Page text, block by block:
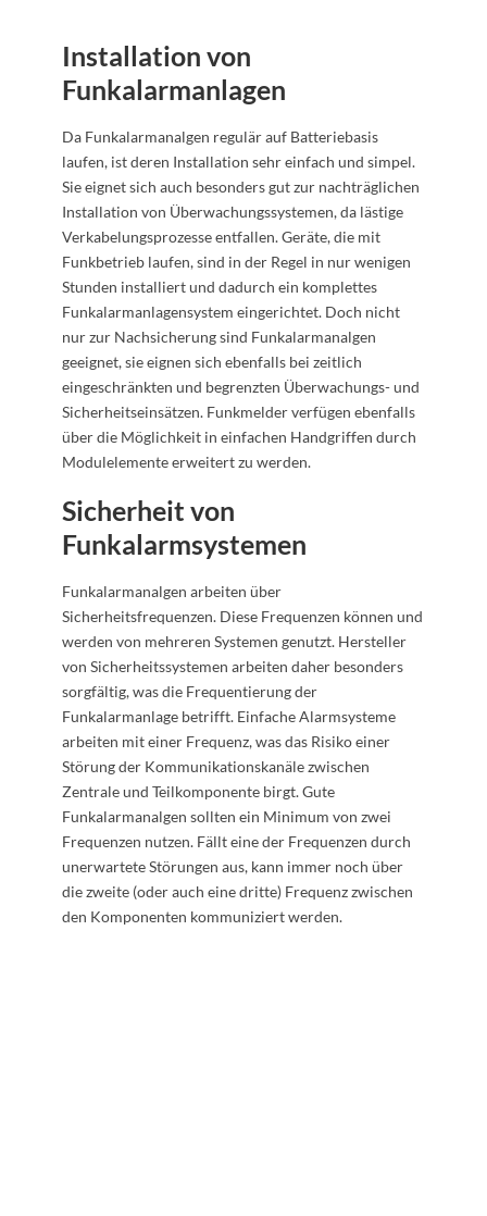
Installation von
Funkalarmanlagen
Da Funkalarmanalgen regulär auf Batteriebasis
laufen, ist deren Installation sehr einfach und simpel.
Sie eignet sich auch besonders gut zur nachträglichen
Installation von Überwachungssystemen, da lästige
Verkabelungsprozesse entfallen. Geräte, die mit
Funkbetrieb laufen, sind in der Regel in nur wenigen
Stunden installiert und dadurch ein komplettes
Funkalarmanlagensystem eingerichtet. Doch nicht
nur zur Nachsicherung sind Funkalarmanalgen
geeignet, sie eignen sich ebenfalls bei zeitlich
eingeschränkten und begrenzten Überwachungs- und
Sicherheitseinsätzen. Funkmelder verfügen ebenfalls
über die Möglichkeit in einfachen Handgriffen durch
Modulelemente erweitert zu werden.
Sicherheit von
Funkalarmsystemen
Funkalarmanalgen arbeiten über
Sicherheitsfrequenzen. Diese Frequenzen können und
werden von mehreren Systemen genutzt. Hersteller
von Sicherheitssystemen arbeiten daher besonders
sorgfältig, was die Frequentierung der
Funkalarmanlage betrifft. Einfache Alarmsysteme
arbeiten mit einer Frequenz, was das Risiko einer
Störung der Kommunikationskanäle zwischen
Zentrale und Teilkomponente birgt. Gute
Funkalarmanalgen sollten ein Minimum von zwei
Frequenzen nutzen. Fällt eine der Frequenzen durch
unerwartete Störungen aus, kann immer noch über
die zweite (oder auch eine dritte) Frequenz zwischen
den Komponenten kommuniziert werden.